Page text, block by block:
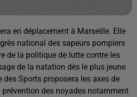
en déplacement à Marseille. Elle
national des sapeurs pompiers
de la politique de lutte contre les
de la natation dès le plus jeune
des Sports proposera les axes de
des noyades notamment